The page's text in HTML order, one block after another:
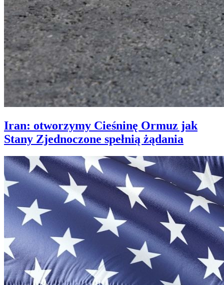
Iran: otworzymy Cieśninę Ormuz jak
Stany Zjednoczone spełnią żądania